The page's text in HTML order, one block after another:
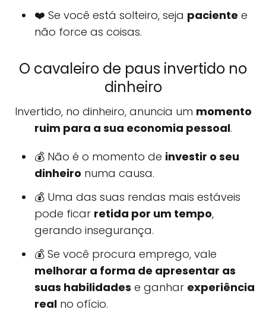
❤️ Se você está solteiro, seja paciente e
não force as coisas.
O cavaleiro de paus invertido no
dinheiro
Invertido, no dinheiro, anuncia um momento
ruim para a sua economia pessoal.
💰 Não é o momento de investir o seu
dinheiro numa causa.
💰 Uma das suas rendas mais estáveis
pode ficar retida por um tempo,
gerando insegurança.
💰 Se você procura emprego, vale
melhorar a forma de apresentar as
suas habilidades e ganhar experiência
real no ofício.